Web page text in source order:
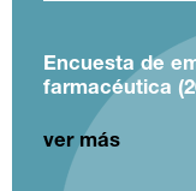
Encuesta de
farmacéutica
ver más